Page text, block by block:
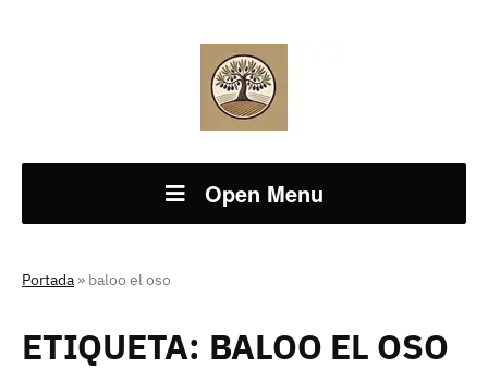
Open Menu
Portada » baloo el oso
ETIQUETA: BALOO EL OSO